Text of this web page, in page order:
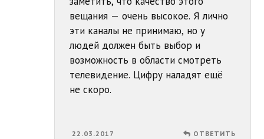
вещания — очень высокое. Я лично
эти каналы не принимаю, но у
людей должен быть выбор и
возможность в области смотреть
телевидение. Цифру наладят ещё
не скоро.
22.03.2017 ОТВЕТИТЬ